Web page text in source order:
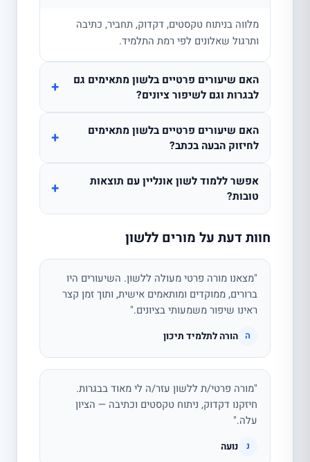
מלווה בניתוח טקסטים, דקדוק, תחביר, כתיבה
ותרגול שאלונים לפי רמת התלמיד.
האם שיעורים פרטיים בלשון מתאימים גם
לבגרות וגם לשיפור ציונים?
+
האם שיעורים פרטיים בלשון מתאימים
לחיזוק הבעה בכתב?
+
אפשר ללמוד לשון אונליין עם תוצאות
טובות?
+
חוות דעת על מורים ללשון
"מצאנו מורה פרטי מעולה ללשון. השיעורים היו
ברורים, ממוקדים ומותאמים אישית, ותוך זמן קצר
ראינו שיפור משמעותי בציונים."
ה הורה לתלמיד תיכון
"מורה פרטי/ת ללשון עזר/ה לי מאוד בבגרות.
חיזקנו דקדוק, ניתוח טקסטים וכתיבה — הציון
עלה."
נ נועה